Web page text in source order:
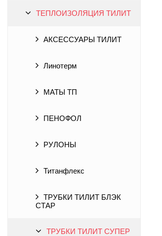
ТЕПЛОИЗОЛЯЦИЯ ТИЛИТ
АКСЕССУАРЫ ТИЛИТ
Линотерм
МАТЫ ТП
ПЕНОФОЛ
РУЛОНЫ
Титанфлекс
ТРУБКИ ТИЛИТ БЛЭК
СТАР
ТРУБКИ ТИЛИТ СУПЕР